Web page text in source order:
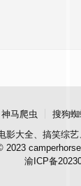
神马爬虫 搜狗蜘
影大全、搞笑综
2023
渝ICP备